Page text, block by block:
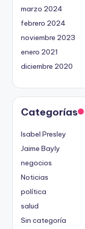
marzo 2024
febrero 2024
noviembre 2023
enero 2021
diciembre 2020
Categorías
Isabel Presley
Jaime Bayly
negocios
Noticias
política
salud
Sin categoría